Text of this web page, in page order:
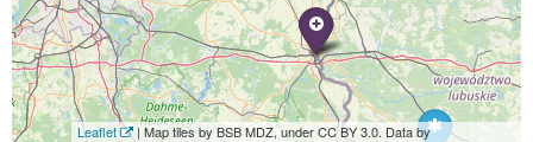
Leaflet
| Map tiles by BSB MDZ, under CC BY 3.0. Data by